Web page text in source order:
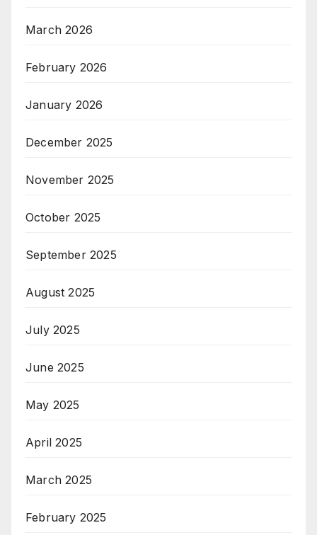
March 2026
February 2026
January 2026
December 2025
November 2025
October 2025
September 2025
August 2025
July 2025
June 2025
May 2025
April 2025
March 2025
February 2025